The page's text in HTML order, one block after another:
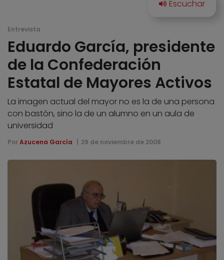
Entrevista
Eduardo García, presidente
de la Confederación
Estatal de Mayores Activos
La imagen actual del mayor no es la de una persona
con bastón, sino la de un alumno en un aula de
universidad
Por Azucena García 29 de noviembre de 2008